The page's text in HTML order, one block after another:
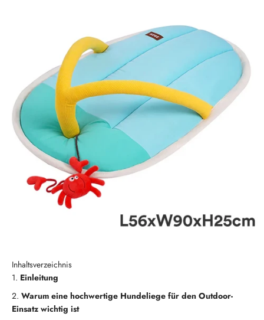
Inhaltsverzeichnis
Einleitung
Warum eine hochwertige Hundeliege für den Outdoor-
Einsatz wichtig ist